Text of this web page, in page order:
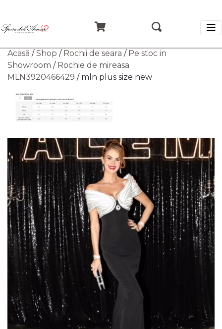
Acasă /Shop / Rochii de seara / Pe stoc in
Showroom / Rochie de mireasa
MLN3920466429 / mln plus size new